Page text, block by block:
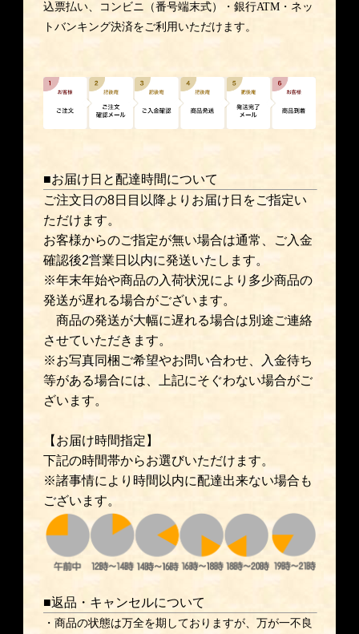
込票払い、コンビニ（番号端末式）・銀行ATM・ネッ
トバンキング決済をご利用いただけます。
■お届け日と配達時間について
ご注文日の8日目以降よりお届け日をご指定い
ただけます。
お客様からのご指定が無い場合は通常、ご入金
確認後2営業日以内に発送いたします。
※年末年始や商品の入荷状況により多少商品の
発送が遅れる場合がございます。
商品の発送が大幅に遅れる場合は別途ご連絡
させていただきます。
※お写真同梱ご希望やお問い合わせ、入金待ち
等がある場合には、上記にそぐわない場合がご
ざいます。
【お届け時間指定】
下記の時間帯からお選びいただけます。
※諸事情により時間以内に配達出来ない場合も
ございます。
■返品・キャンセルについて
・商品の状態は万全を期しておりますが、万が一不良